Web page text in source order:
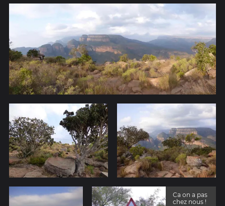
Ca on a pas
chez nous !